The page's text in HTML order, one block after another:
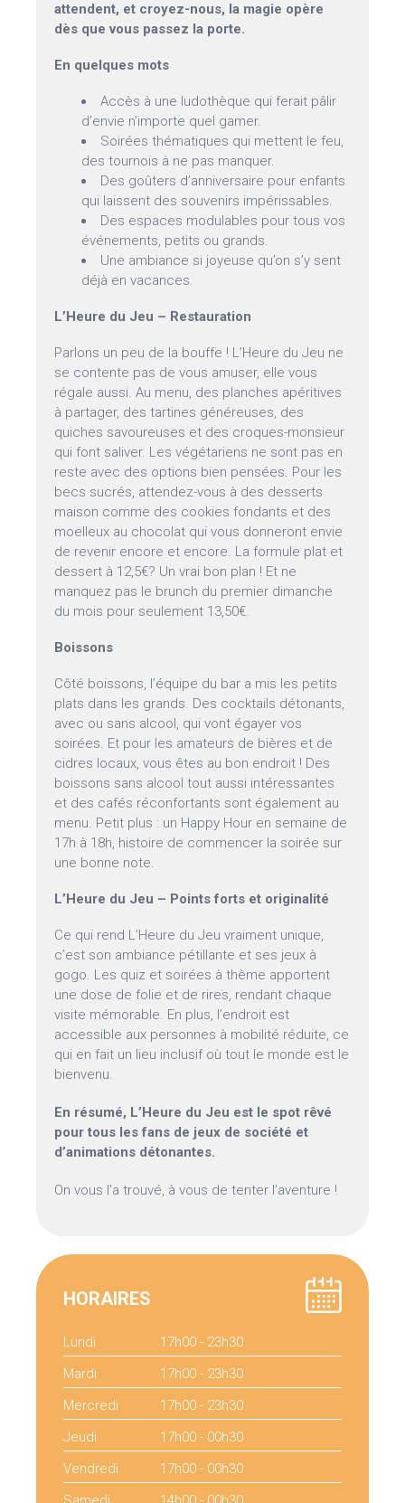
attendent, et croyez-nous, la magie opère
dès que vous passez la porte.
En quelques mots
Accès à une ludothèque qui ferait pâlir
d’envie n’importe quel gamer.
Soirées thématiques qui mettent le feu,
des tournois à ne pas manquer.
Des goûters d’anniversaire pour enfants
qui laissent des souvenirs impérissables.
Des espaces modulables pour tous vos
événements, petits ou grands.
Une ambiance si joyeuse qu’on s’y sent
déjà en vacances.
L’Heure du Jeu – Restauration
Parlons un peu de la bouffe ! L’Heure du Jeu ne
se contente pas de vous amuser, elle vous
régale aussi. Au menu, des planches apéritives
à partager, des tartines généreuses, des
quiches savoureuses et des croques-monsieur
qui font saliver. Les végétariens ne sont pas en
reste avec des options bien pensées. Pour les
becs sucrés, attendez-vous à des desserts
maison comme des cookies fondants et des
moelleux au chocolat qui vous donneront envie
de revenir encore et encore. La formule plat et
dessert à 12,5€? Un vrai bon plan ! Et ne
manquez pas le brunch du premier dimanche
du mois pour seulement 13,50€.
Boissons
Côté boissons, l’équipe du bar a mis les petits
plats dans les grands. Des cocktails détonants,
avec ou sans alcool, qui vont égayer vos
soirées. Et pour les amateurs de bières et de
cidres locaux, vous êtes au bon endroit ! Des
boissons sans alcool tout aussi intéressantes
et des cafés réconfortants sont également au
menu. Petit plus : un Happy Hour en semaine de
17h à 18h, histoire de commencer la soirée sur
une bonne note.
L’Heure du Jeu – Points forts et originalité
Ce qui rend L’Heure du Jeu vraiment unique,
c’est son ambiance pétillante et ses jeux à
gogo. Les quiz et soirées à thème apportent
une dose de folie et de rires, rendant chaque
visite mémorable. En plus, l’endroit est
accessible aux personnes à mobilité réduite, ce
qui en fait un lieu inclusif où tout le monde est le
bienvenu.
En résumé, L’Heure du Jeu est le spot rêvé
pour tous les fans de jeux de société et
d’animations détonantes.
On vous l’a trouvé, à vous de tenter l’aventure !
HORAIRES
Lundi
17h00 - 23h30
Mardi
17h00 - 23h30
Mercredi
17h00 - 23h30
Jeudi
17h00 - 00h30
Vendredi
17h00 - 00h30